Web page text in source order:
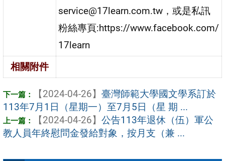
service@17learn.com.tw，或是私訊
粉絲專頁:https://www.facebook.com/
17learn
相關附件
【2024-04-26】 臺灣師範大學國文學系訂於
113年7月1日（星期一）至7月5日（星 期 ...
【2024-04-26】 公告113年退休（伍）軍公
教人員年終慰問金發給對象，按月支（兼 ...